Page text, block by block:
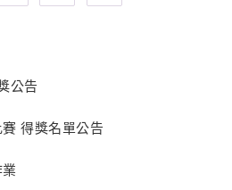
公告
得獎名單公告